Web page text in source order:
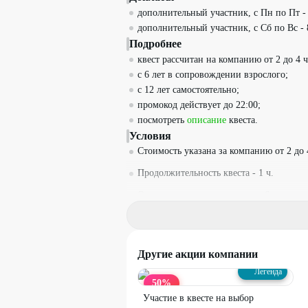
дополнительный участник, с Пн по Пт -
дополнительный участник, с Сб по Вс -
Подробнее
квест рассчитан на компанию от 2 до 4
с 6 лет в сопровождении взрослого;
с 12 лет самостоятельно;
промокод действует до 22:00;
посмотреть описание квеста.
Условия
Стоимость указана за компанию от 2 до
Продолжительность квеста - 1 ч.
компании.
Один промокод действует на одну
Промокод можно использовать
Необходима предварительная запись на
Другие акции компании
50%
Легенда
Участие в квесте на выбор